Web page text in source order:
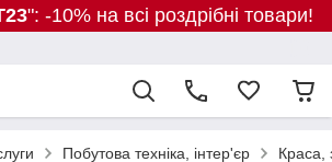
": -10% на всі роздрібні товари!
Побутова техніка, інтер'єр Краса,